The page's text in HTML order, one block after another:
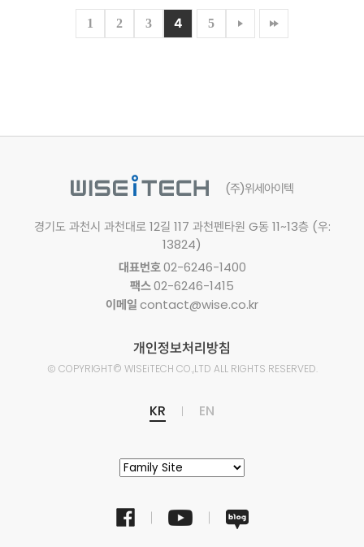
1 2 3 4 5
(주)위세아이텍
경기도 과천시 과천대로 12길 117 과천펜타원 G동 11~13층 (우:
13824)
대표번호02-6246-1400
팩스02-6246-1415
이메일contact@wise.co.kr
개인정보처리방침
Ⓒ COPYRIGHT© WISEiTECH CO.,LTD ALL RIGHTS RESERVED.
KR EN
facebookyoutube